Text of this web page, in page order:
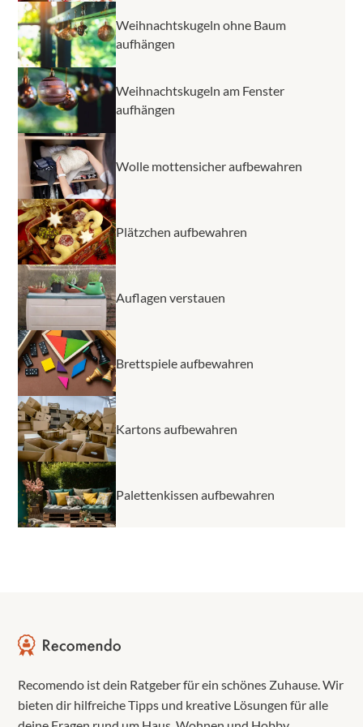
Weihnachtskugeln ohne Baum
aufhängen
Weihnachtskugeln am Fenster
aufhängen
Wolle mottensicher aufbewahren
Plätzchen aufbewahren
Auflagen verstauen
Brettspiele aufbewahren
Kartons aufbewahren
Palettenkissen aufbewahren
Recomendo ist dein Ratgeber für ein schönes Zuhause. Wir
bieten dir hilfreiche Tipps und kreative Lösungen für alle